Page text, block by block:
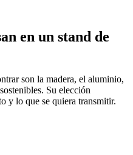
en un stand de
son la madera, el aluminio,
Su elección
y lo que se quiera transmitir.